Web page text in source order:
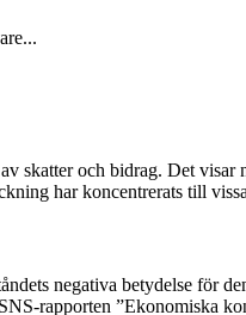
skatter och bidrag. Det visar
har koncentrerats till
negativa betydelse för
rapporten ”Ekonomiska